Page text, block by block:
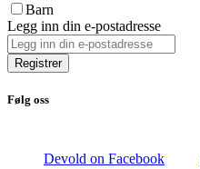
Barn
Legg inn din e-postadresse
Registrer
Følg oss
Devold on Facebook